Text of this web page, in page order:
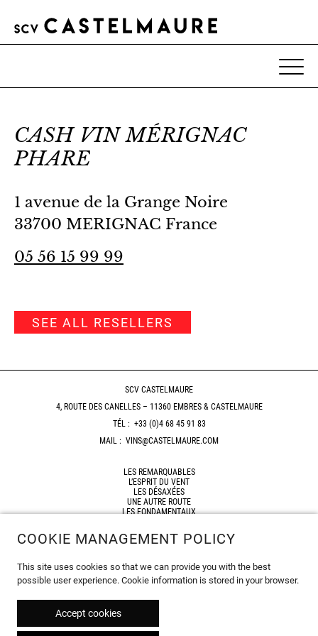
CASH VIN MÉRIGNAC
PHARE
1 avenue de la Grange Noire
33700 MERIGNAC France
05 56 15 99 99
SEE ALL RESELLERS
SCV CASTELMAURE
4, ROUTE DES CANELLES – 11360 EMBRES & CASTELMAURE
TÉL : +33 (0)4 68 45 91 83
MAIL : VINS@CASTELMAURE.COM
LES REMARQUABLES
L’ESPRIT DU VENT
LES DÉSAXÉES
UNE AUTRE ROUTE
LES FONDAMENTAUX
RESELLERS
SITEMAP
LEGAL NOTICES
COOKIE MANAGEMENT POLICY
This site uses cookies so that we can provide you with the best
possible user experience. Cookie information is stored in your browser.
Accept cookies